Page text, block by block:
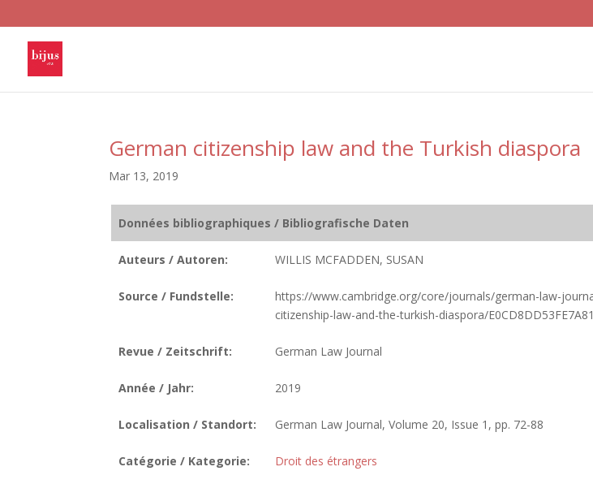
German citizenship law and the Turkish diaspora
Mar 13, 2019
Données bibliographiques / Bibliografische Daten
Auteurs / Autoren: WILLIS MCFADDEN, SUSAN
Source / Fundstelle:
https://www.cambridge.org/core/journals/german-law-
citizenship-law-and-the-turkish-diaspora/
Revue / Zeitschrift: German Law Journal
Année / Jahr: 2019
Localisation / Standort: German Law Journal, Volume 20, Issue 1, pp. 72-88
Catégorie / Kategorie: Droit des étrangers